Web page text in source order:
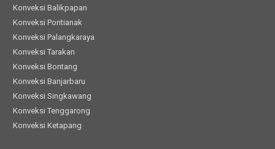
Konveksi Balikpapan
Konveksi Pontianak
Konveksi Palangkaraya
Konveksi Tarakan
Konveksi Bontang
Konveksi Banjarbaru
Konveksi Singkawang
Konveksi Tenggarong
Konveksi Ketapang